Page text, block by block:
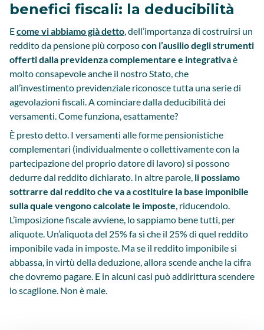
benefici fiscali: la deducibilità
Ecome vi abbiamo già detto, dell’importanza di costruirsi un
reddito da pensione più corposocon l’ausilio degli strumenti
offerti dalla previdenza complementare e integrativaè
molto consapevole anche il nostro Stato, che
all’investimento previdenziale riconosce tutta una serie di
agevolazioni fiscali. A cominciare dalla deducibilità dei
versamenti. Come funziona, esattamente?
È presto detto. I versamenti alle forme pensionistiche
complementari (individualmente o collettivamente con la
partecipazione del proprio datore di lavoro) si possono
dedurre dal reddito dichiarato. In altre parole, li possiamo
sottrarre dal reddito che va a costituire la base imponibile
sulla quale vengono calcolate le imposte, riducendolo.
L’imposizione fiscale avviene, lo sappiamo bene tutti, per
aliquote. Un’aliquota del 25% fa sì che il 25% di quel reddito
imponibile vada in imposte. Ma se il reddito imponibile si
abbassa, in virtù della deduzione, allora scende anche la cifra
che dovremo pagare. E in alcuni casi può addirittura scendere
lo scaglione. Non è male.